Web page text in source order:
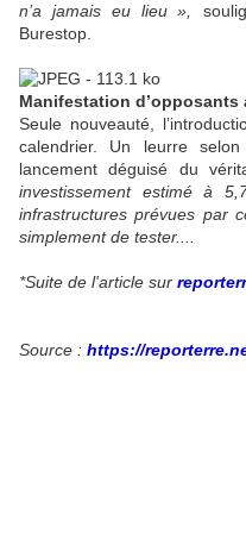
n’a jamais eu lieu »,
Burestop.
Manifestation d’opposants
Seule nouveauté,
calendrier. Un leurre
lancement déguisé du
investissement estimé à
infrastructures prévues par
simplement de tester....
*Suite de l'article sur
Source : https://